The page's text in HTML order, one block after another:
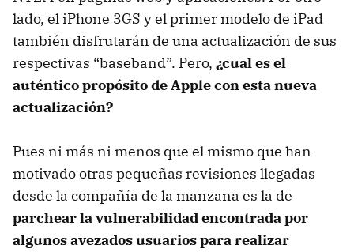
lado, el iPhone 3GS y el primer modelo de iPad
también disfrutarán de una actualización de sus
respectivas “baseband”. Pero, ¿cual es el
auténtico propósito de Apple con esta nueva
actualización?
Pues ni más ni menos que el mismo que han
motivado otras pequeñas revisiones llegadas
desde la compañía de la manzana es la de
parchear la vulnerabilidad encontrada por
algunos avezados usuarios para realizar